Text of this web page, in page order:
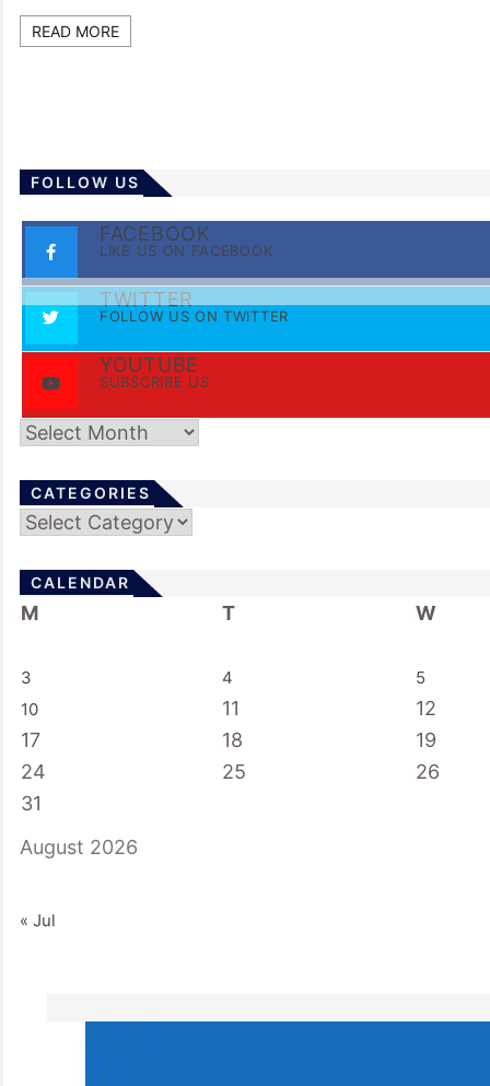
READ MORE
FOLLOW US
FACEBOOK
LIKE US ON FACEBOOK
TWITTER
FOLLOW US ON TWITTER
YOUTUBE
SUBSCRIBE US
Archives
CATEGORIES
Categories
CALENDAR
August 2026
M T W
3 4
5
10
11
12
17
18
19
24
25
26
31
« Jul